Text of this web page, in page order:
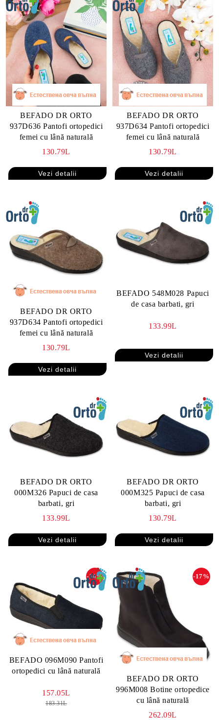
BEFADO DR ORTO
937D636 Pantofi ortopedici
femei cu lână naturală
130.79L
Vezi detalii
BEFADO DR ORTO
937D634 Pantofi ortopedici
femei cu lână naturală
130.79L
Vezi detalii
BEFADO DR ORTO
937D634 Pantofi ortopedici
femei cu lână naturală
130.79L
Vezi detalii
BEFADO 548M028 Papuci
de casa barbati, gri
133.99L
Vezi detalii
BEFADO DR ORTO
000M326 Papuci de casa
barbati, gri
133.99L
Vezi detalii
BEFADO DR ORTO
000M325 Papuci de casa
barbati, gri
130.79L
Vezi detalii
BEFADO 096M090 Pantofi
ortopedici cu lână naturală
-14%
157.05L
183.31L
BEFADO DR ORTO
996M008 Botine ortopedice
cu lână naturală
-17%
262.09L